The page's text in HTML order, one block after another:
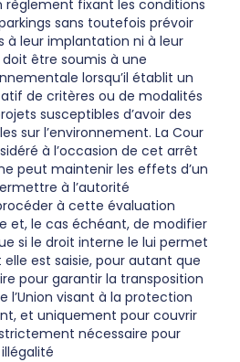
règlement fixant les conditions
sans toutefois prévoir
à leur implantation ni à leur
être soumis à une
lorsqu’il établit un
de critères ou de modalités
susceptibles d’avoir des
sur l’environnement. La Cour
à l’occasion de cet arrêt
peut maintenir les effets d’un
à l’autorité
à cette évaluation
et, le cas échéant, de modifier
si le droit interne le lui permet
est saisie, pour autant que
pour garantir la transposition
l’Union visant à la protection
et uniquement pour couvrir
nécessaire pour